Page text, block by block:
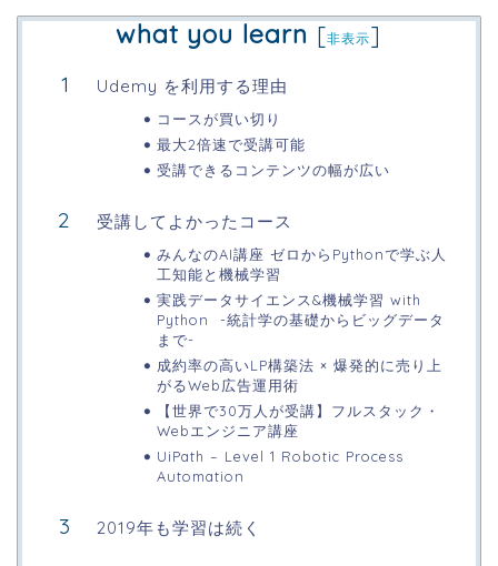
what you learn [非表示]
Udemy を利用する理由
コースが買い切り
最大2倍速で受講可能
受講できるコンテンツの幅が広い
受講してよかったコース
みんなのAI講座 ゼロからPythonで学ぶ人
工知能と機械学習
実践データサイエンス&機械学習 with
Python -統計学の基礎からビッグデータ
まで-
成約率の高いLP構築法 × 爆発的に売り上
がるWeb広告運用術
【世界で30万人が受講】フルスタック・
Webエンジニア講座
UiPath – Level 1 Robotic Process
Automation
2019年も学習は続く